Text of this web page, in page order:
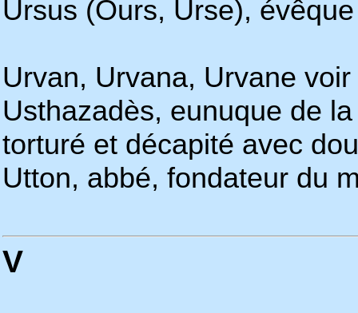
Ursus (Ours, Urse),
Urvan, Urvana, Urvane
Usthazadès, eunuque de
torturé et décapité avec
Utton, abbé, fondateur du
V